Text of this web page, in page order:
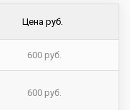
Цена руб.
600 руб.
600 руб.